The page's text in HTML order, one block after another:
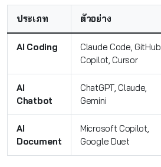
ประเภท ตัวอย่าง
AI Coding
Claude Code, GitHub
Copilot, Cursor
AI
Chatbot
ChatGPT, Claude,
Gemini
AI
Document
Microsoft Copilot,
Google Duet